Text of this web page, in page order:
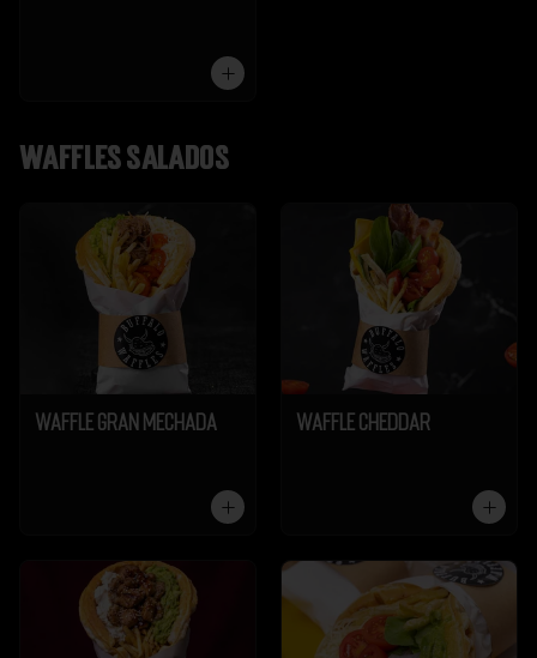
Waffles salados
Waffle Gran Mechada Waffle Cheddar